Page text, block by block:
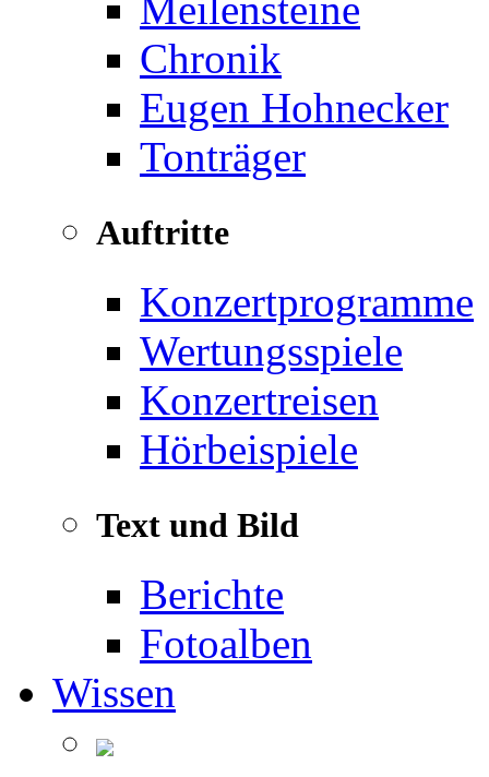
Chronik
Eugen Hohnecker
Tonträger
Auftritte
Konzertprogramme
Wertungsspiele
Konzertreisen
Hörbeispiele
Text und Bild
Berichte
Fotoalben
Wissen